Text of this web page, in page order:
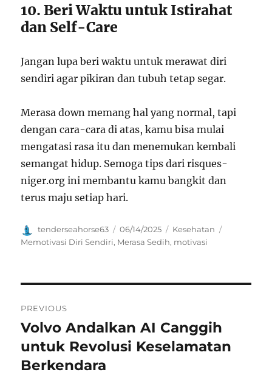
10. Beri Waktu untuk Istirahat
dan Self-Care
Jangan lupa beri waktu untuk merawat diri
sendiri agar pikiran dan tubuh tetap segar.
Merasa down memang hal yang normal, tapi
dengan cara-cara di atas, kamu bisa mulai
mengatasi rasa itu dan menemukan kembali
semangat hidup. Semoga tips dari risques-
niger.org ini membantu kamu bangkit dan
terus maju setiap hari.
Author
tenderseahorse63
Posted
on
06/14/2025 Categories
Kesehatan
Memotivasi Diri Sendiri, Merasa Sedih, motivasi
pos
PREVIOUS
Previous
post:
Volvo Andalkan AI Canggih
untuk Revolusi Keselamatan
Berkendara